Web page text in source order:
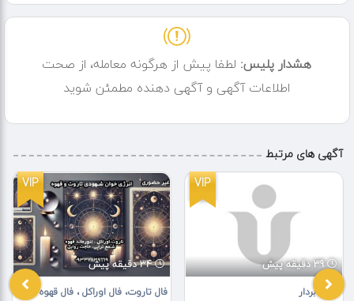
هشدار پلیس: لطفا پیش از هرگونه معامله، از صحت
اطلاعات آگهی و آگهی دهنده مطمئن شوید
آگهی های مرتبط
VIP
34 دقیقه پیش
فال تاروت، فال اوراکل ، فال قهوه ،
VIP
39 دقیقه پیش
نقشه بردار